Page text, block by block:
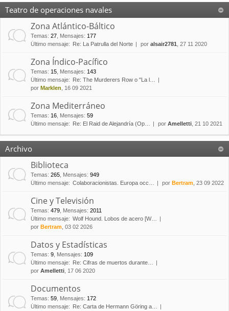
Teatro de operaciones navales
Zona Atlántico-Báltico
Temas: 27 Mensajes: 177
Último mensaje:
Re: La Patrulla del Norte por alsair2781 , 27 11 2020
Zona Índico-Pacífico
Temas: 15 Mensajes: 143
Último mensaje:
Re: The Murderers Row o "La l…
por Marklen , 16 09 2021
Zona Mediterráneo
Temas: 16 Mensajes: 59
Último mensaje:
Re: El Raid de Alejandría (Op… por Amelletti , 21 10 2021
Archivo
Biblioteca
Temas: 265 Mensajes: 949
Último mensaje: Colaboracionistas. Europa occ… por Bertram , 23 09 2022
Cine y Televisión
Temas: 479 Mensajes: 2011
Último mensaje: Wolf Hound. Lobos de acero [W…
por Bertram , 03 02 2026
Datos y Estadísticas
Temas: 9 Mensajes: 109
Último mensaje:
Re: Cifras de muertos durante…
por Amelletti , 17 06 2020
Documentos
Temas: 59 Mensajes: 172
Último mensaje:
Re: Carta de Hermann Göring a…